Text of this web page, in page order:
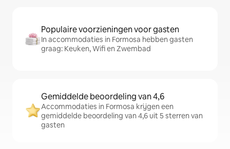
Populaire voorzieningen voor gasten
In accommodaties in Formosa hebben gasten
graag: Keuken, Wifi en Zwembad
Gemiddelde beoordeling van 4,6
Accommodaties in Formosa krijgen een
gemiddelde beoordeling van 4,6 uit 5 sterren van
gasten